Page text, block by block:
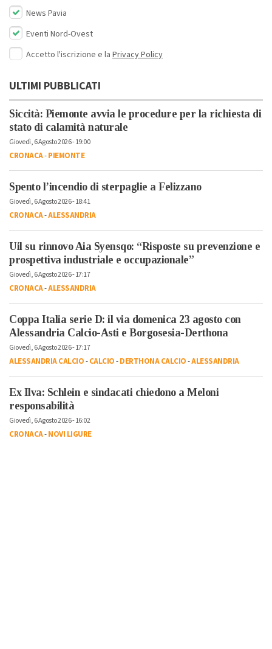
News Pavia
Eventi Nord-Ovest
Accetto l'iscrizione e la Privacy Policy
ULTIMI PUBBLICATI
Siccità: Piemonte avvia le procedure per la richiesta di
stato di calamità naturale
Giovedì, 6 Agosto 2026 - 19:00
CRONACA-PIEMONTE
Spento l’incendio di sterpaglie a Felizzano
Giovedì, 6 Agosto 2026 - 18:41
CRONACA-ALESSANDRIA
Uil su rinnovo Aia Syensqo: “Risposte su prevenzione e
prospettiva industriale e occupazionale”
Giovedì, 6 Agosto 2026 - 17:17
CRONACA-ALESSANDRIA
Coppa Italia serie D: il via domenica 23 agosto con
Alessandria Calcio-Asti e Borgosesia-Derthona
Giovedì, 6 Agosto 2026 - 17:17
ALESSANDRIA CALCIO-CALCIO-DERTHONA CALCIO-ALESSANDRIA
Ex Ilva: Schlein e sindacati chiedono a Meloni
responsabilità
Giovedì, 6 Agosto 2026 - 16:02
CRONACA-NOVI LIGURE